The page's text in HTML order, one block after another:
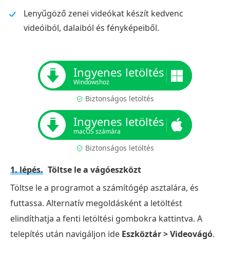
Lenyűgöző zenei videókat készít kedvenc
videóiból, dalaiból és fényképeiből.
Ingyenes letöltés
Windowshoz
Biztonságos letöltés
Ingyenes letöltés
macOS számára
Biztonságos letöltés
1. lépés. Töltse le a vágóeszközt
Töltse le a programot a számítógép asztalára, és
futtassa. Alternatív megoldásként a letöltést
elindíthatja a fenti letöltési gombokra kattintva. A
telepítés után navigáljon ide Eszköztár > Videovágó.